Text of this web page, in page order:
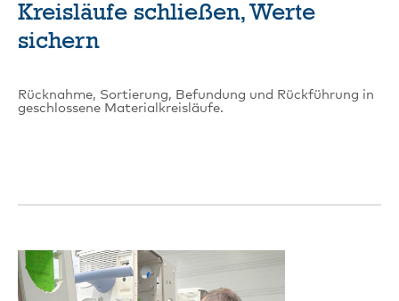
Kreisläufe schließen, Werte
sichern
Rücknahme, Sortierung, Befundung und Rückführung in
geschlossene Materialkreisläufe.